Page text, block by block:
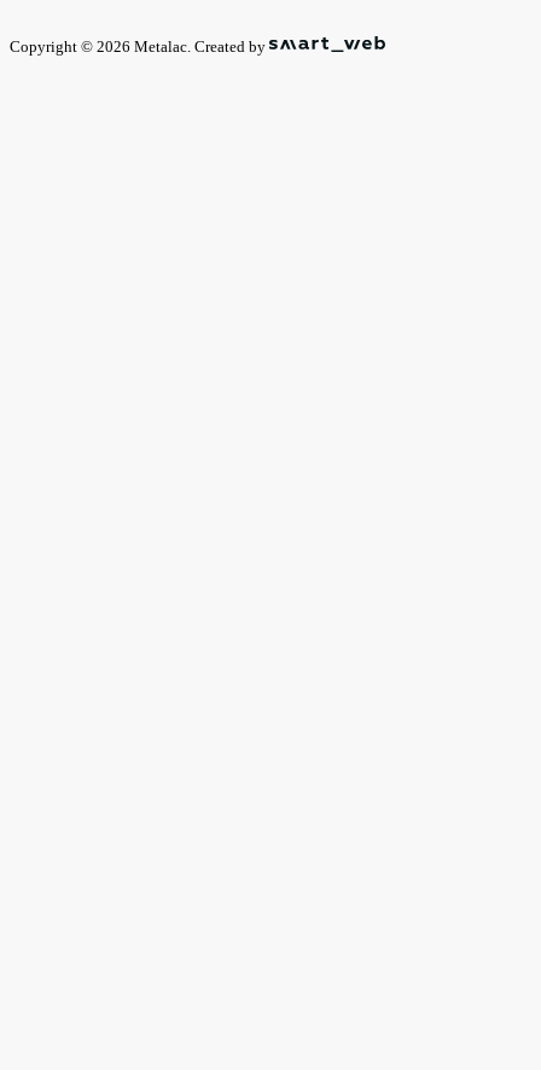
Copyright © 2026 Metalac. Created by